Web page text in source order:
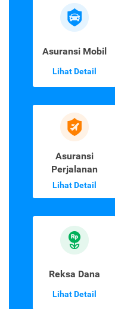
Asuransi Mobil
Lihat Detail
Asuransi
Perjalanan
Lihat Detail
Reksa Dana
Lihat Detail